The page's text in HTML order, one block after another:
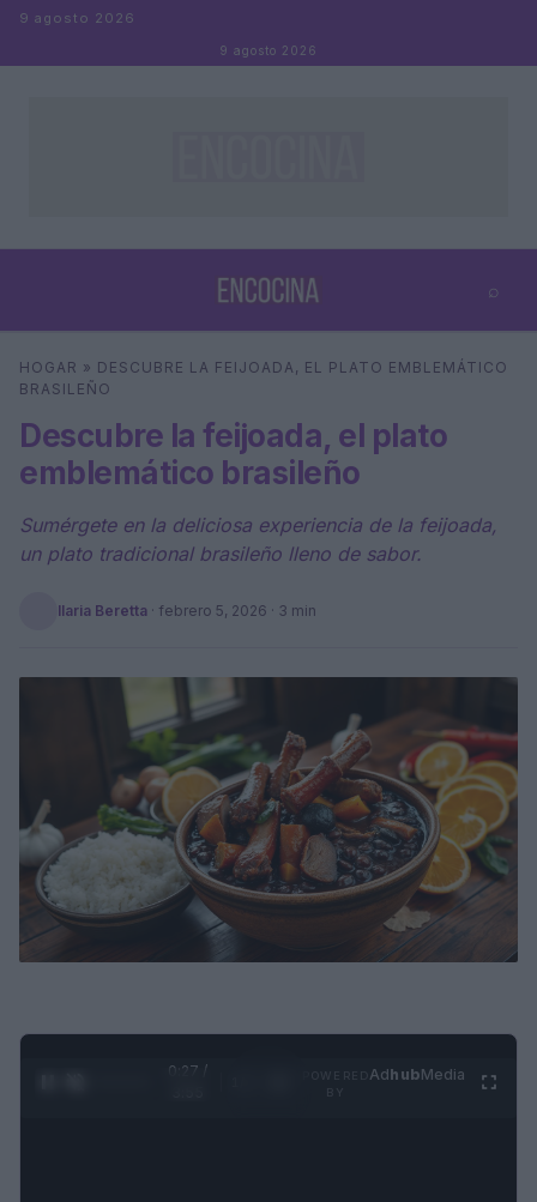
Saltar al contenido
9 agosto 2026
9 agosto 2026
⌕
Buscar ⌕ ×
HOGAR » DESCUBRE LA FEIJOADA, EL PLATO EMBLEMÁTICO
BRASILEÑO
Descubre la feijoada, el plato
emblemático brasileño
Sumérgete en la deliciosa experiencia de la feijoada,
un plato tradicional brasileño lleno de sabor.
Ilaria Beretta · febrero 5, 2026 · 3 min
0:28 /
AdhubMedia